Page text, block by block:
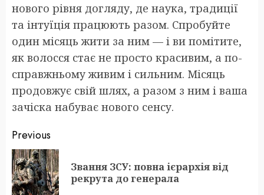
нового рівня догляду, де наука, традиції
та інтуїція працюють разом. Спробуйте
один місяць жити за ним — і ви помітите,
як волосся стає не просто красивим, а по-
справжньому живим і сильним. Місяць
продовжує свій шлях, а разом з ним і ваша
зачіска набуває нового сенсу.
Post
navigation
Previous
Звання ЗСУ: повна ієрархія від
рекрута до генерала